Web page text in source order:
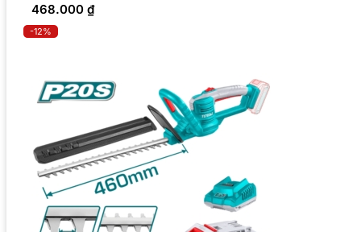
468.000 ₫
-12%